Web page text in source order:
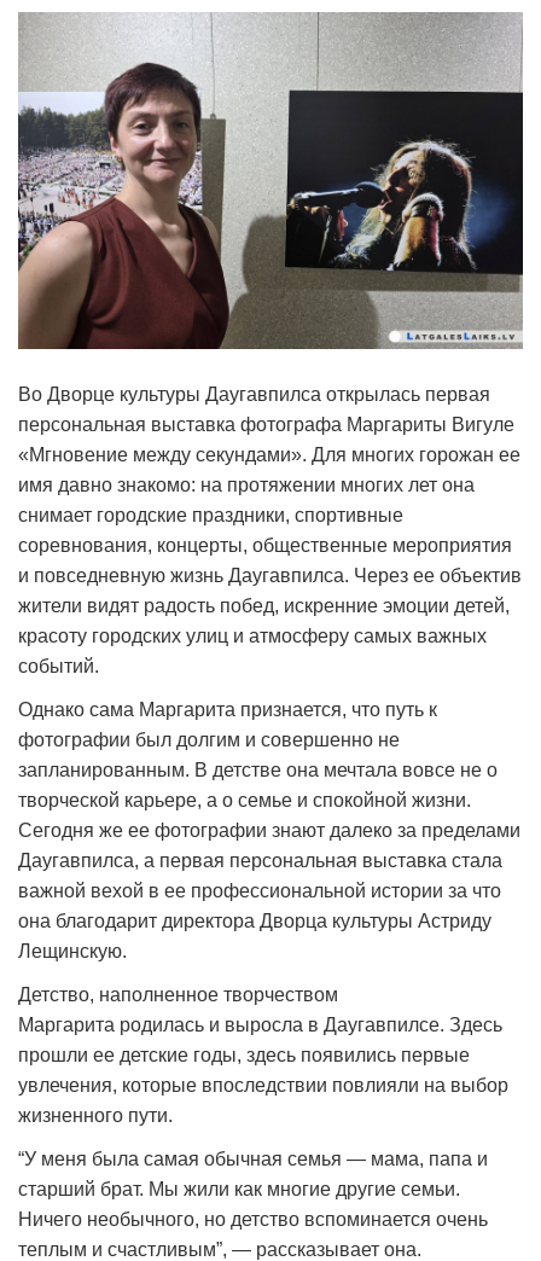
Во Дворце культуры Даугавпилса открылась первая
персональная выставка фотографа Маргариты Вигуле
«Мгновение между секундами». Для многих горожан ее
имя давно знакомо: на протяжении многих лет она
снимает городские праздники, спортивные
соревнования, концерты, общественные мероприятия
и повседневную жизнь Даугавпилса. Через ее объектив
жители видят радость побед, искренние эмоции детей,
красоту городских улиц и атмосферу самых важных
событий.
Однако сама Маргарита признается, что путь к
фотографии был долгим и совершенно не
запланированным. В детстве она мечтала вовсе не о
творческой карьере, а о семье и спокойной жизни.
Сегодня же ее фотографии знают далеко за пределами
Даугавпилса, а первая персональная выставка стала
важной вехой в ее профессиональной истории за что
она благодарит директора Дворца культуры Астриду
Лещинскую.
Детство, наполненное творчеством
Маргарита родилась и выросла в Даугавпилсе. Здесь
прошли ее детские годы, здесь появились первые
увлечения, которые впоследствии повлияли на выбор
жизненного пути.
“У меня была самая обычная семья — мама, папа и
старший брат. Мы жили как многие другие семьи.
Ничего необычного, но детство вспоминается очень
теплым и счастливым”, — рассказывает она.